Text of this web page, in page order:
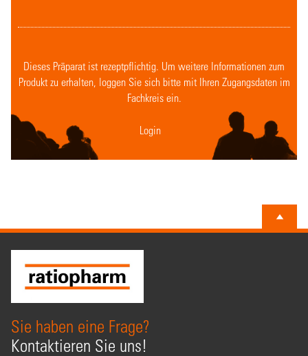
Dieses Präparat ist rezeptpflichtig. Um weitere Informationen zum
Produkt zu erhalten, loggen Sie sich bitte mit Ihren Zugangsdaten im
Fachkreis ein.
Login
Sie haben eine Frage?
Kontaktieren Sie uns!